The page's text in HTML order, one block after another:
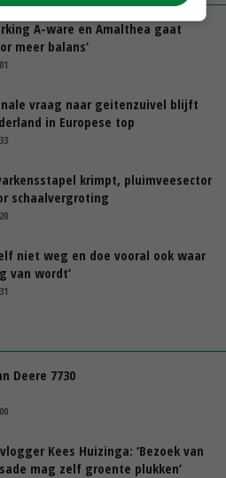
A-ware en Amalthea gaat
meer balans’
vraag naar geitenzuivel blijft
in Europese top
krimpt, pluimveesector
schaalvergroting
niet weg en doe vooral ook waar
van wordt’
Deere 7730
Kees Huizinga: ‘Bezoek van
mag zelf groente plukken’